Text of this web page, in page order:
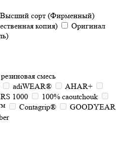
Высший сорт (Фирменный)
копия)
Оригинал
смесь
adiWEAR®
AHAR+
1000
100% caoutchouk
Contagrip®
GOODYEAR